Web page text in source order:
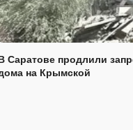
Саратове продлили
на Крымской